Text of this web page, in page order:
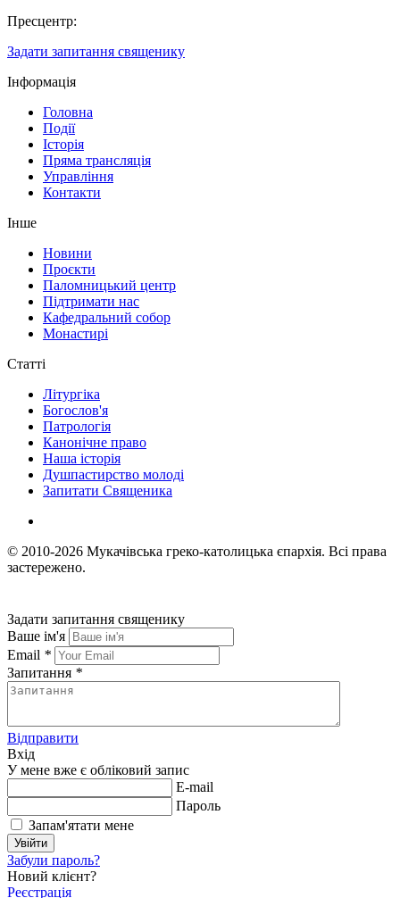
Пресцентр:
Задати запитання священику
Інформація
Головна
Події
Історія
Пряма трансляція
Управління
Контакти
Інше
Новини
Проєкти
Паломницький центр
Підтримати нас
Кафедральний собор
Монастирі
Статті
Літургіка
Богослов'я
Патрологія
Канонічне право
Наша історія
Душпастирство молоді
Запитати Священика
© 2010-2026 Мукачівська греко-католицька єпархія. Всі права
застережено.
Задати запитання священику
Ваше ім'я
Email *
Запитання *
Відправити
Вхід
У мене вже є обліковий запис
E-mail
Пароль
Запам'ятати мене
Увійти
Забули пароль?
Новий клієнт?
Реєстрація